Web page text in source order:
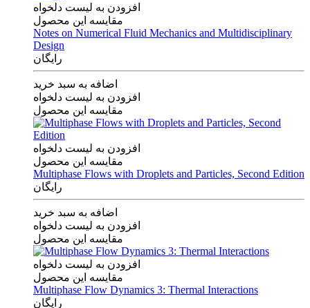
افزودن به لیست دلخواه
مقایسه این محصول
Notes on Numerical Fluid Mechanics and Multidisciplinary
Design
رایگان
اضافه به سبد خرید
افزودن به لیست دلخواه
مقایسه این محصول
افزودن به لیست دلخواه
مقایسه این محصول
Multiphase Flows with Droplets and Particles, Second Edition
رایگان
اضافه به سبد خرید
افزودن به لیست دلخواه
مقایسه این محصول
افزودن به لیست دلخواه
مقایسه این محصول
Multiphase Flow Dynamics 3: Thermal Interactions
رایگان